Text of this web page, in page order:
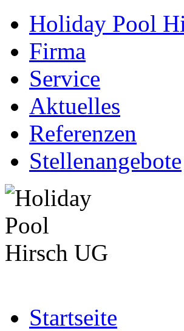
Holiday Pool
Firma
Service
Aktuelles
Referenzen
Stellenangebote
Startseite